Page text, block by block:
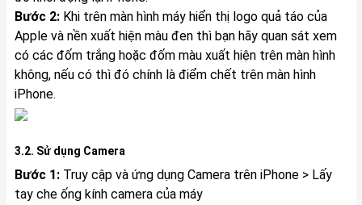
Bước 2:Khi trên màn hình máy hiển thị logo quả táo của
Apple và nền xuất hiện màu đen thì bạn hãy quan sát xem
có các đốm trắng hoặc đốm màu xuất hiện trên màn hình
không, nếu có thì đó chính là điểm chết trên màn hình
iPhone.
3.2. Sử dụng Camera
Bước 1:Truy cập và ứng dụng Camera trên iPhone > Lấy
tay che ống kính camera của máy